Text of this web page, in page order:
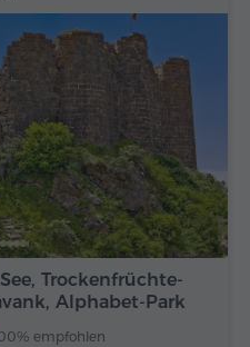
Trockenfrüchte-
Alphabet-Park
empfohlen